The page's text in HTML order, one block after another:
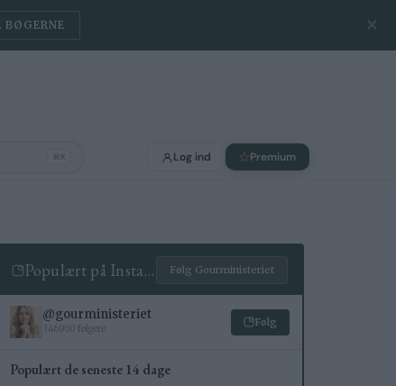
⌘K Log ind Premium
BØGERNE ✕
Populært på Instagram Følg Gourministeriet
@gourministeriet
346.900 følgere
Følg
Populært de seneste 14 dage